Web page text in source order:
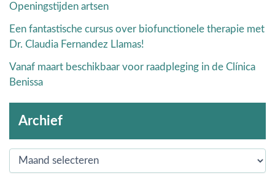
Openingstijden artsen
Een fantastische cursus over biofunctionele therapie met
Dr. Claudia Fernandez Llamas!
Vanaf maart beschikbaar voor raadpleging in de Clínica
Benissa
Archief